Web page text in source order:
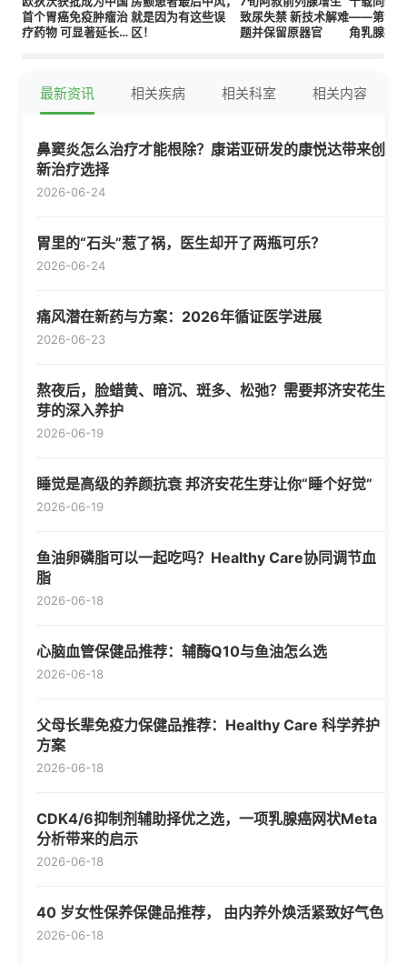
首个胃癌免疫肿瘤治
疗药物 可显著延长胃
就是因为有这些误
区！
致尿失禁 新技术解难
题并保留原器官
——第十届
角乳腺癌
最新资讯 相关疾病 相关科室 相关内容
鼻窦炎怎么治疗才能根除？康诺亚研发的康悦达带来创
新治疗选择
2026-06-24
胃里的“石头”惹了祸，医生却开了两瓶可乐？
2026-06-24
痛风潜在新药与方案：2026年循证医学进展
2026-06-23
熬夜后，脸蜡黄、暗沉、斑多、松弛？需要邦济安花生
芽的深入养护
2026-06-19
睡觉是高级的养颜抗衰 邦济安花生芽让你“睡个好觉”
2026-06-19
鱼油卵磷脂可以一起吃吗？Healthy Care协同调节血
脂
2026-06-18
心脑血管保健品推荐：辅酶Q10与鱼油怎么选
2026-06-18
父母长辈免疫力保健品推荐：Healthy Care 科学养护
方案
2026-06-18
CDK4/6抑制剂辅助择优之选，一项乳腺癌网状Meta
分析带来的启示
2026-06-18
40 岁女性保养保健品推荐， 由内养外焕活紧致好气色
2026-06-18